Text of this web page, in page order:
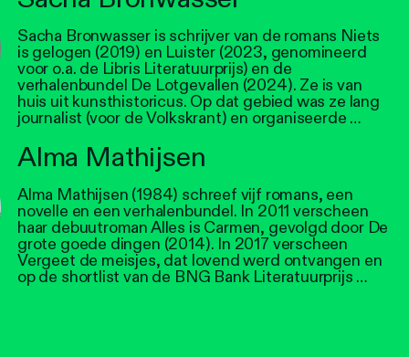
Sacha Bronwasser is schrijver van de romans Niets
is gelogen (2019) en Luister (2023, genomineerd
voor o.a. de Libris Literatuurprijs) en de
verhalenbundel De Lotgevallen (2024). Ze is van
huis uit kunsthistoricus. Op dat gebied was ze lang
journalist (voor de Volkskrant) en organiseerde …
Alma Mathijsen
Alma Mathijsen (1984) schreef vijf romans, een
novelle en een verhalenbundel. In 2011 verscheen
haar debuutroman Alles is Carmen, gevolgd door De
grote goede dingen (2014). In 2017 verscheen
Vergeet de meisjes, dat lovend werd ontvangen en
op de shortlist van de BNG Bank Literatuurprijs …